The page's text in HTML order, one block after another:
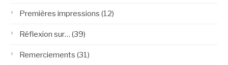
Premières impressions (12)
Réflexion sur… (39)
Remerciements (31)